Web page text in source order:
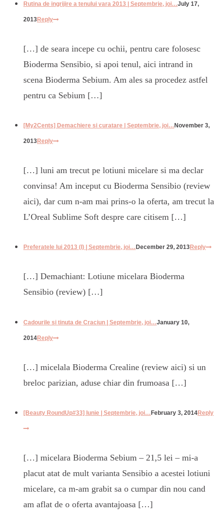
Rutina de ingrijire a tenului vara 2013 | Septembrie, joi…July 17,
2013Reply
[…] de seara incepe cu ochii, pentru care folosesc
Bioderma Sensibio, si apoi tenul, aici intrand in
scena Bioderma Sebium. Am ales sa procedez astfel
pentru ca Sebium […]
[My2Cents] Demachiere si curatare | Septembrie, joi… November 3,
2013Reply
[…] luni am trecut pe lotiuni micelare si ma declar
convinsa! Am inceput cu Bioderma Sensibio (review
aici), dar cum n-am mai prins-o la oferta, am trecut la
L’Oreal Sublime Soft despre care citisem […]
Preferatele lui 2013 (I) | Septembrie, joi… December 29, 2013Reply
[…] Demachiant: Lotiune micelara Bioderma
Sensibio (review) […]
Cadourile si tinuta de Craciun | Septembrie, joi…January 10,
2014Reply
[…] micelala Bioderma Crealine (review aici) si un
breloc parizian, aduse chiar din frumoasa […]
[Beauty RoundUp#33] Iunie | Septembrie, joi…February 3, 2014Reply
[…] micelara Bioderma Sebium – 21,5 lei – mi-a
placut atat de mult varianta Sensibio a acestei lotiuni
micelare, ca m-am grabit sa o cumpar din nou cand
am aflat de o oferta avantajoasa […]